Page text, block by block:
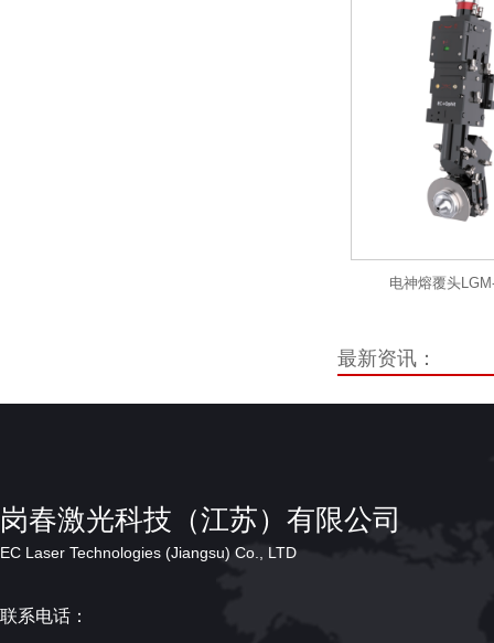
电神熔覆头
最新资讯：
岗春激光科技（江苏）有限公司
EC Laser Technologies (Jiangsu) Co., LTD
联系电话：